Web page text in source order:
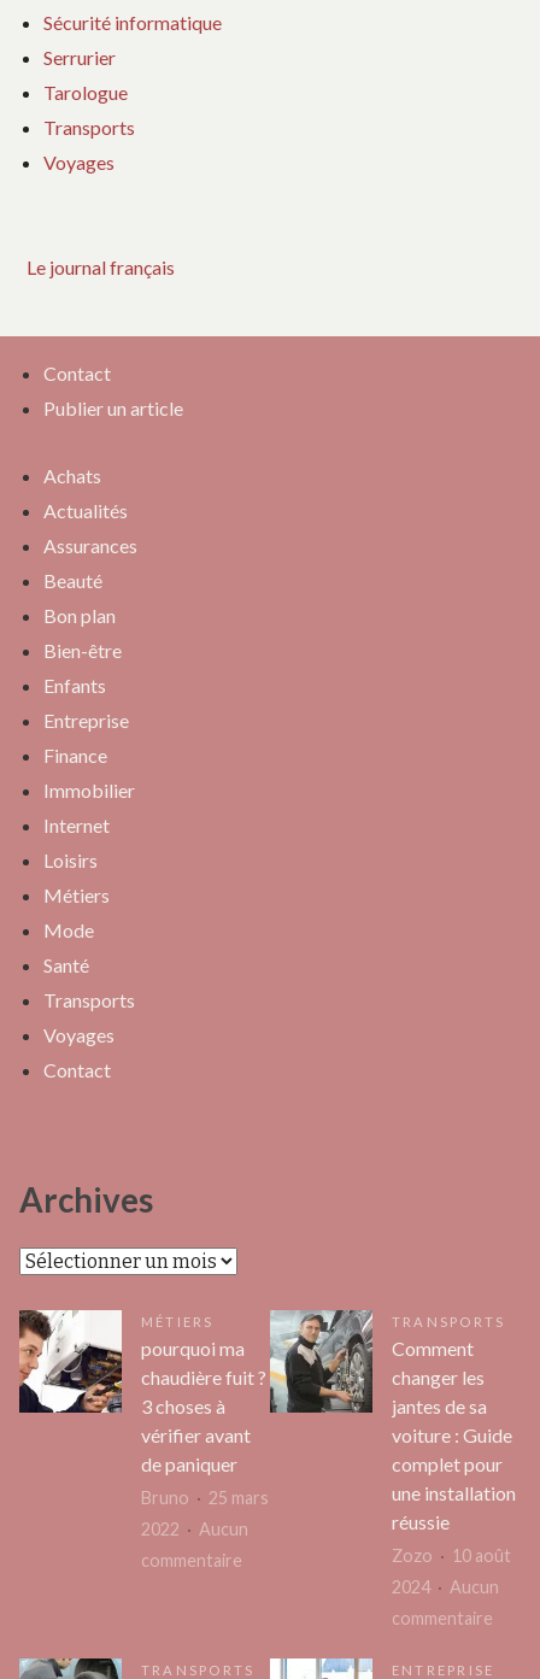
Sécurité informatique
Serrurier
Tarologue
Transports
Voyages
Le journal français
Contact
Publier un article
Achats
Actualités
Assurances
Beauté
Bon plan
Bien-être
Enfants
Entreprise
Finance
Immobilier
Internet
Loisirs
Métiers
Mode
Santé
Transports
Voyages
Contact
Archives
Archives
MÉTIERS
pourquoi ma
chaudière fuit ?
3 choses à
vérifier avant
de paniquer
Bruno
25 mars
2022
Aucun
commentaire
TRANSPORTS
Comment
changer les
jantes de sa
voiture : Guide
complet pour
une installation
réussie
Zozo
10 août
2024
Aucun
commentaire
TRANSPORTS ENTREPRISE